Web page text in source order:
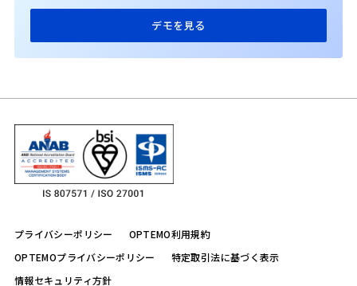
デモを見る
プライバシーポリシー
OPTEMO利用規約
OPTEMOプライバシーポリシー
特定取引法に基づく表示
情報セキュリティ方針